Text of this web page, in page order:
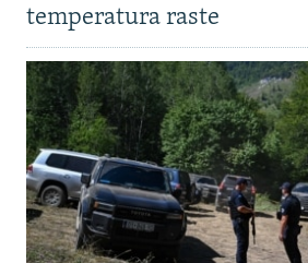
temperatura raste